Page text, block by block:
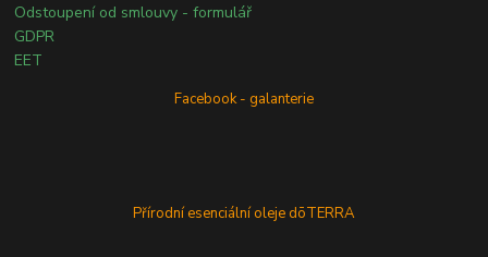
Odstoupení od smlouvy - formulář
GDPR
EET
Facebook - galanterie
Přírodní esenciální oleje dōTERRA